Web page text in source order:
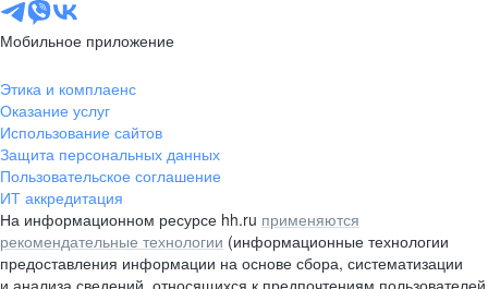
Мобильное приложение
Этика и комплаенс
Оказание услуг
Использование сайтов
Защита персональных данных
Пользовательское соглашение
ИТ аккредитация
На информационном ресурсе hh.ru применяются
рекомендательные технологии (информационные технологии
предоставления информации на основе сбора, систематизации
и анализа сведений, относящихся к предпочтениям пользователей